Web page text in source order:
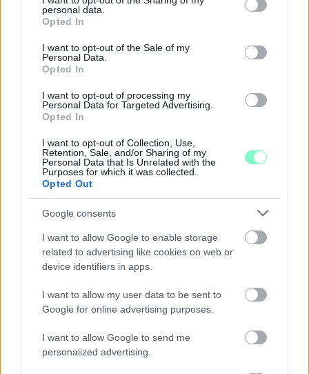
grant or deny consent to Google and its third-party tags to
use your data for below specified purposes in below Google
consent section.
personal data.
Opted In
I want to opt-out of the Sale of my
Personal Data.
Opted In
I want to opt-out of processing my
Personal Data for Targeted Advertising.
Opted In
I want to opt-out of Collection, Use,
Retention, Sale, and/or Sharing of my
Personal Data that Is Unrelated with the
Purposes for which it was collected.
Opted Out
Google consents
I want to allow Google to enable storage
related to advertising like cookies on web or
device identifiers in apps.
I want to allow my user data to be sent to
Google for online advertising purposes.
I want to allow Google to send me
personalized advertising.
ALACSONY AZ INFLÁCIÓ MAGYARORSZÁGON
Júliusban mindössze 1,2 százalékkal emelkedtek
éves összevetésben a fogyasztói árak, miközben az
élelmiszerek ára már csökkent.